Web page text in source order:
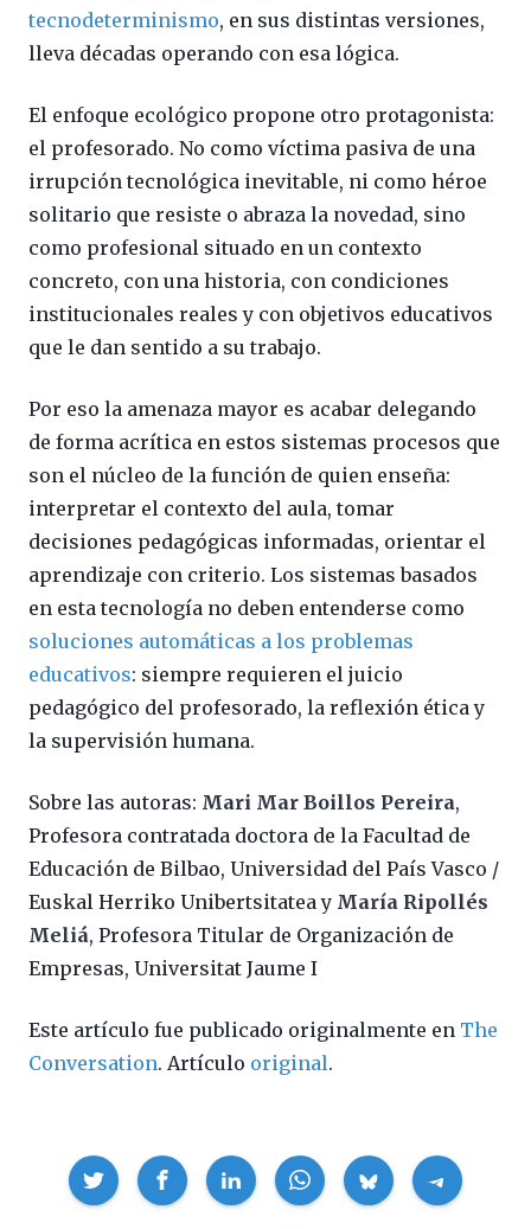
tecnodeterminismo, en sus distintas versiones,
lleva décadas operando con esa lógica.
El enfoque ecológico propone otro protagonista:
el profesorado. No como víctima pasiva de una
irrupción tecnológica inevitable, ni como héroe
solitario que resiste o abraza la novedad, sino
como profesional situado en un contexto
concreto, con una historia, con condiciones
institucionales reales y con objetivos educativos
que le dan sentido a su trabajo.
Por eso la amenaza mayor es acabar delegando
de forma acrítica en estos sistemas procesos que
son el núcleo de la función de quien enseña:
interpretar el contexto del aula, tomar
decisiones pedagógicas informadas, orientar el
aprendizaje con criterio. Los sistemas basados
en esta tecnología no deben entenderse como
soluciones automáticas a los problemas
educativos: siempre requieren el juicio
pedagógico del profesorado, la reflexión ética y
la supervisión humana.
Sobre las autoras: Mari Mar Boillos Pereira,
Profesora contratada doctora de la Facultad de
Educación de Bilbao, Universidad del País Vasco /
Euskal Herriko Unibertsitatea y María Ripollés
Meliá, Profesora Titular de Organización de
Empresas, Universitat Jaume I
Este artículo fue publicado originalmente en The
Conversation. Artículo original.
Compartir